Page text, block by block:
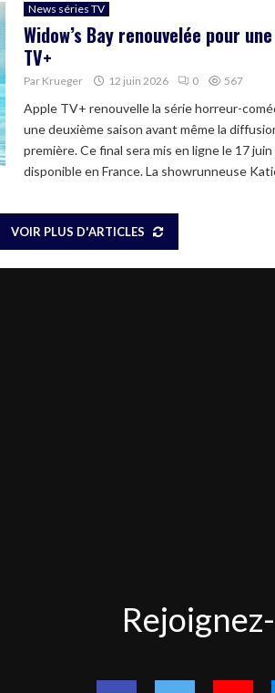
News séries TV
Widow’s Bay renouvelée pour
TV+
Par Krueger 12 juin 2026 0 567
Apple TV+ renouvelle la série horreur-
une deuxième saison avant même la
première. Ce final sera mis en ligne le 17
disponible en France. La showrunneuse
VOIR PLUS D'ARTICLES
nous